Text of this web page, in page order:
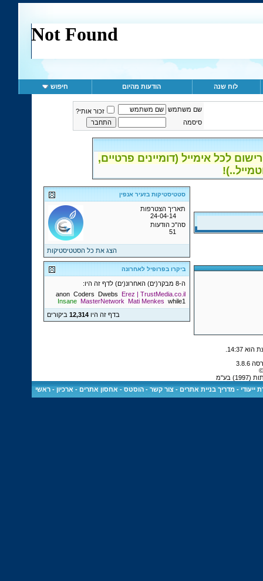
לוח שנה הודעות מהיום חיפוש
שם משתמש
זכור אותי?
סיסמה
לכל אימייל (דומיינים פרטיים,
סטטיסטיקות בזעיר אנפין
תאריך הצטרפות
24-04-14
סה"כ הודעות
51
הצג את כל הסטטיסטיקות
ביקרו בפרופיל לאחרונה
ה-8 מבקר(ים) האחרונ(ים) לדף זה היו:
anon Coders Dwebs Erez | TrustMedia.co.il
Insane MasterNetwork Mati Menkes while1
בדף זה היו12,314 ביקורים
14:37
בע"מ
ייעודי -מדריך בניית אתרים -צור קשר -הוסטס - אחסון אתרים - ארכיון -ראשי